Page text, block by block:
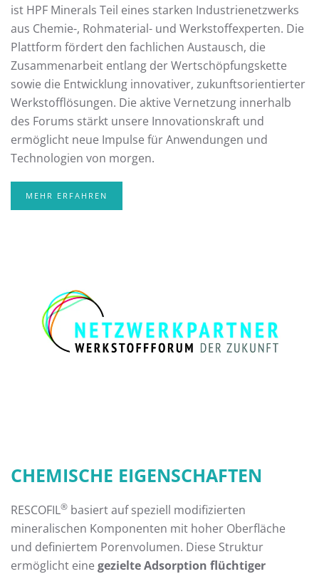
ist HPF Minerals Teil eines starken Industrienetzwerks
aus Chemie-, Rohmaterial- und Werkstoffexperten. Die
Plattform fördert den fachlichen Austausch, die
Zusammenarbeit entlang der Wertschöpfungskette
sowie die Entwicklung innovativer, zukunftsorientierter
Werkstofflösungen. Die aktive Vernetzung innerhalb
des Forums stärkt unsere Innovationskraft und
ermöglicht neue Impulse für Anwendungen und
Technologien von morgen.
MEHR ERFAHREN
CHEMISCHE EIGENSCHAFTEN
RESCOFIL® basiert auf speziell modifizierten
mineralischen Komponenten mit hoher Oberfläche
und definiertem Porenvolumen. Diese Struktur
ermöglicht eine gezielte Adsorption flüchtiger